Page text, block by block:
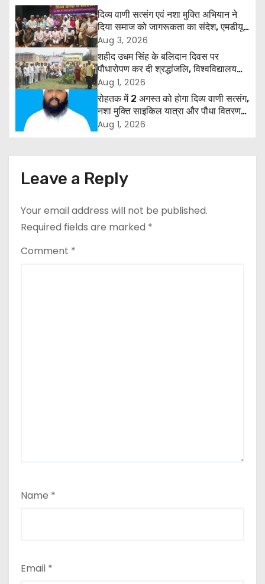
n
a
v
i
a
o
n
दिव्य वाणी सत्संग एवं नशा मुक्ति अभियान ने
दिया समाज को जागरूकता का संदेश, एमडीयू
रोहतक में हजारों लोगों ने लिया संकल्प
Aug 3, 2026
शहीद उधम सिंह के बलिदान दिवस पर
पौधारोपण कर दी श्रद्धांजलि, विश्वविद्यालय
और राजपत्रित अवकाश बहाल करने की उठी
मांग
Aug 1, 2026
रोहतक में 2 अगस्त को होगा दिव्य वाणी सत्संग,
नशा मुक्ति साइकिल यात्रा और पौधा वितरण
कार्यक्रम
Aug 1, 2026
Leave a Reply
Your email address will not be published.
Required fields are marked *
Comment *
Name *
Email *